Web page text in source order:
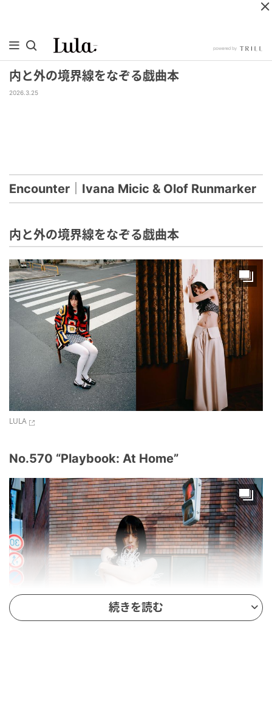
内と外の境界線をなぞる戯曲本
2026.3.25
Encounter｜Ivana Micic & Olof Runmarker
内と外の境界線をなぞる戯曲本
LULA
No.570 “Playbook: At Home”
続きを読む